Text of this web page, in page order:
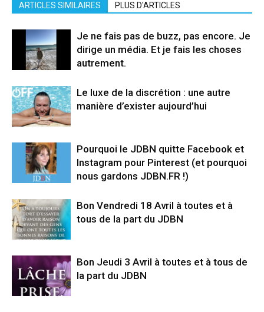
ARTICLES SIMILAIRES PLUS D'ARTICLES
Je ne fais pas de buzz, pas encore. Je
dirige un média. Et je fais les choses
autrement.
Le luxe de la discrétion : une autre
manière d’exister aujourd’hui
Pourquoi le JDBN quitte Facebook et
Instagram pour Pinterest (et pourquoi
nous gardons JDBN.FR !)
Bon Vendredi 18 Avril à toutes et à
tous de la part du JDBN
Bon Jeudi 3 Avril à toutes et à tous de
la part du JDBN